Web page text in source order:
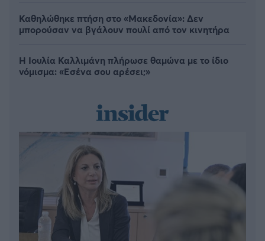
Καθηλώθηκε πτήση στο «Μακεδονία»: Δεν
μπορούσαν να βγάλουν πουλί από τον κινητήρα
Η Ιουλία Καλλιμάνη πλήρωσε θαμώνα με το ίδιο
νόμισμα: «Εσένα σου αρέσει;»